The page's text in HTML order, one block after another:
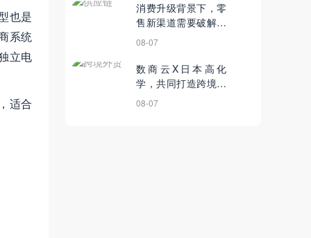
也是
系统
立电
适合
消费升级背景下，零
售新渠道需要破解的
三个现实
08-07
数商云X日本高化
学，共同打造跨境化
学品B2B平台新范式
08-07